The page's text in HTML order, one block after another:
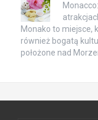
Monako to miejsce,
również bogatą
położone nad